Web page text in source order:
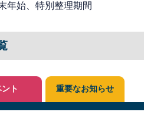
年始、特別整理期間
ト 重要なお知らせ